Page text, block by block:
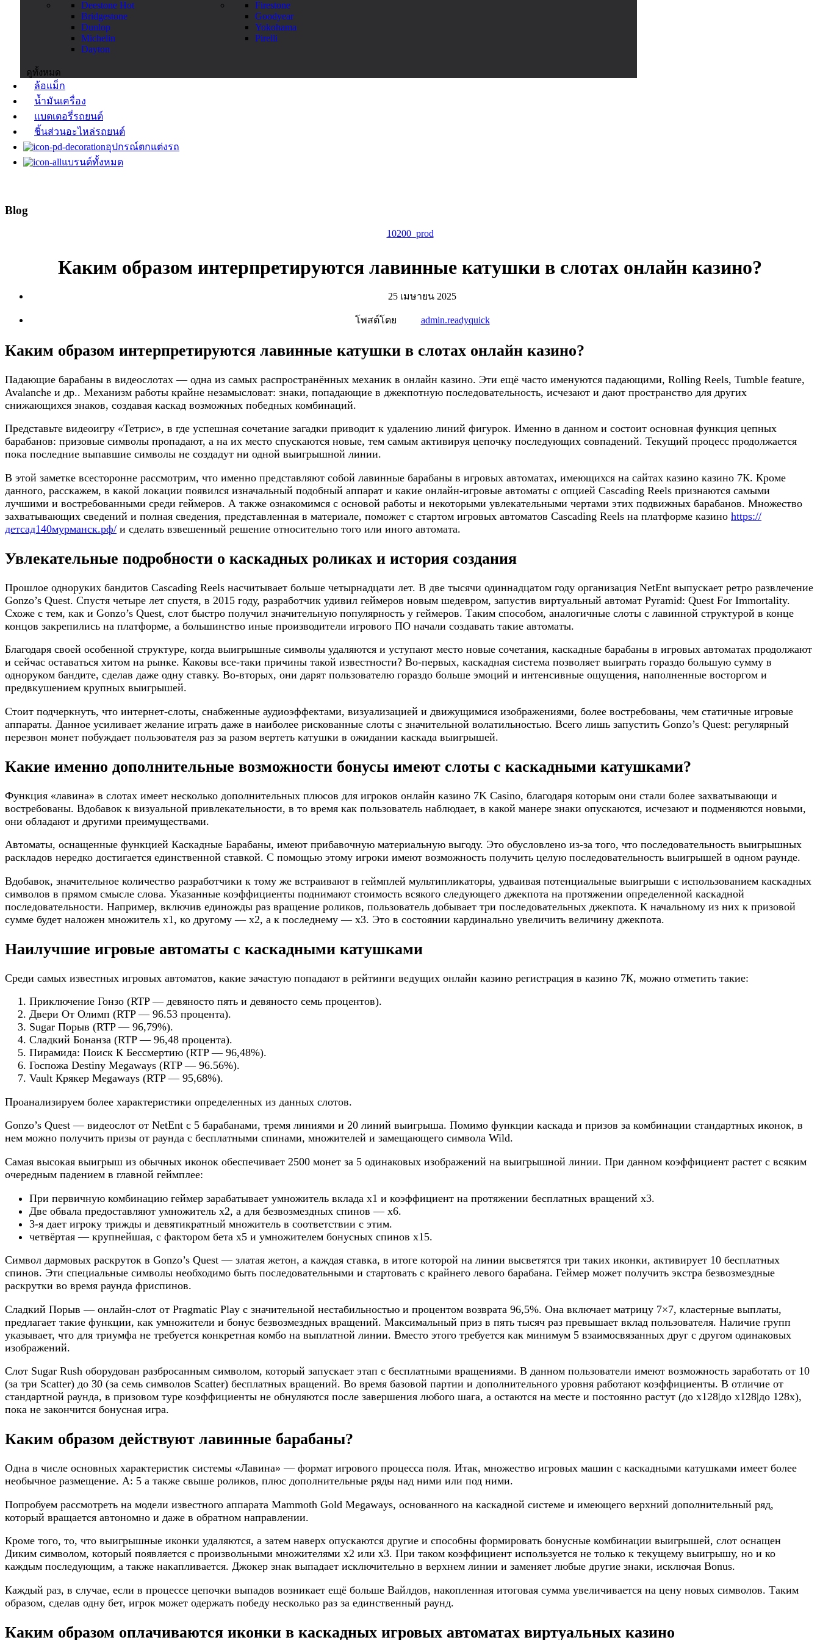
Deestone Hot
Bridgestone
Dunlop
Michelin
Dayton
Firestone
Goodyear
Yokohama
Pirelli
ดูทั้งหมด
ล้อแม็ก
น้ำมันเครื่อง
แบตเตอรี่รถยนต์
ชิ้นส่วนอะไหล่รถยนต์
อุปกรณ์ตกแต่งรถ
แบรนด์ทั้งหมด
Blog
10200_prod
Каким образом интерпретируются лавинные катушки в слотах онлайн казино?
25 เมษายน 2025
โพสต์โดย admin.readyquick
Каким образом интерпретируются лавинные катушки в слотах онлайн казино?
Падающие барабаны в видеослотах — одна из самых распространённых механик в онлайн казино. Эти ещё часто именуются падающими, Rolling Reels, Tumble feature,
Avalanche и др.. Механизм работы крайне незамысловат: знаки, попадающие в джекпотную последовательность, исчезают и дают пространство для других
снижающихся знаков, создавая каскад возможных победных комбинаций.
Представьте видеоигру «Тетрис», в где успешная сочетание загадки приводит к удалению линий фигурок. Именно в данном и состоит основная функция цепных
барабанов: призовые символы пропадают, а на их место спускаются новые, тем самым активируя цепочку последующих совпадений. Текущий процесс продолжается
пока последние выпавшие символы не создадут ни одной выигрышной линии.
В этой заметке всесторонне рассмотрим, что именно представляют собой лавинные барабаны в игровых автоматах, имеющихся на сайтах казино казино 7К. Кроме
данного, расскажем, в какой локации появился изначальный подобный аппарат и какие онлайн-игровые автоматы с опцией Cascading Reels признаются самыми
лучшими и востребованными среди геймеров. А также ознакомимся с основой работы и некоторыми увлекательными чертами этих подвижных барабанов. Множество
захватывающих сведений и полная сведения, представленная в материале, поможет с стартом игровых автоматов Cascading Reels на платформе казино https://
детсад140мурманск.рф/ и сделать взвешенный решение относительно того или иного автомата.
Увлекательные подробности о каскадных роликах и история создания
Прошлое одноруких бандитов Cascading Reels насчитывает больше четырнадцати лет. В две тысячи одиннадцатом году организация NetEnt выпускает ретро развлечение
Gonzo’s Quest. Спустя четыре лет спустя, в 2015 году, разработчик удивил геймеров новым шедевром, запустив виртуальный автомат Pyramid: Quest For Immortality.
Схоже с тем, как и Gonzo’s Quest, слот быстро получил значительную популярность у геймеров. Таким способом, аналогичные слоты с лавинной структурой в конце
концов закрепились на платформе, а большинство иные производители игрового ПО начали создавать такие автоматы.
Благодаря своей особенной структуре, когда выигрышные символы удаляются и уступают место новые сочетания, каскадные барабаны в игровых автоматах продолжают
и сейчас оставаться хитом на рынке. Каковы все-таки причины такой известности? Во-первых, каскадная система позволяет выиграть гораздо большую сумму в
одноруком бандите, сделав даже одну ставку. Во-вторых, они дарят пользователю гораздо больше эмоций и интенсивные ощущения, наполненные восторгом и
предвкушением крупных выигрышей.
Стоит подчеркнуть, что интернет-слоты, снабженные аудиоэффектами, визуализацией и движущимися изображениями, более востребованы, чем статичные игровые
аппараты. Данное усиливает желание играть даже в наиболее рискованные слоты с значительной волатильностью. Всего лишь запустить Gonzo’s Quest: регулярный
перезвон монет побуждает пользователя раз за разом вертеть катушки в ожидании каскада выигрышей.
Какие именно дополнительные возможности бонусы имеют слоты с каскадными катушками?
Функция «лавина» в слотах имеет несколько дополнительных плюсов для игроков онлайн казино 7K Casino, благодаря которым они стали более захватывающи и
востребованы. Вдобавок к визуальной привлекательности, в то время как пользователь наблюдает, в какой манере знаки опускаются, исчезают и подменяются новыми,
они обладают и другими преимуществами.
Автоматы, оснащенные функцией Каскадные Барабаны, имеют прибавочную материальную выгоду. Это обусловлено из-за того, что последовательность выигрышных
раскладов нередко достигается единственной ставкой. С помощью этому игроки имеют возможность получить целую последовательность выигрышей в одном раунде.
Вдобавок, значительное количество разработчики к тому же встраивают в геймплей мультипликаторы, удваивая потенциальные выигрыши с использованием каскадных
символов в прямом смысле слова. Указанные коэффициенты поднимают стоимость всякого следующего джекпота на протяжении определенной каскадной
последовательности. Например, включив единожды раз вращение роликов, пользователь добывает три последовательных джекпота. К начальному из них к призовой
сумме будет наложен множитель х1, ко другому — х2, а к последнему — х3. Это в состоянии кардинально увеличить величину джекпота.
Наилучшие игровые автоматы с каскадными катушками
Среди самых известных игровых автоматов, какие зачастую попадают в рейтинги ведущих онлайн казино регистрация в казино 7К, можно отметить такие:
Приключение Гонзо (RTP — девяносто пять и девяносто семь процентов).
Двери От Олимп (RTP — 96.53 процента).
Sugar Порыв (RTP — 96,79%).
Сладкий Бонанза (RTP — 96,48 процента).
Пирамида: Поиск К Бессмертию (RTP — 96,48%).
Госпожа Destiny Megaways (RTP — 96.56%).
Vault Крякер Megaways (RTP — 95,68%).
Проанализируем более характеристики определенных из данных слотов.
Gonzo’s Quest — видеослот от NetEnt с 5 барабанами, тремя линиями и 20 линий выигрыша. Помимо функции каскада и призов за комбинации стандартных иконок, в
нем можно получить призы от раунда с бесплатными спинами, множителей и замещающего символа Wild.
Самая высокая выигрыш из обычных иконок обеспечивает 2500 монет за 5 одинаковых изображений на выигрышной линии. При данном коэффициент растет с всяким
очередным падением в главной геймплее:
При первичную комбинацию геймер зарабатывает умножитель вклада х1 и коэффициент на протяжении бесплатных вращений х3.
Две обвала предоставляют умножитель x2, а для безвозмездных спинов — х6.
3-я дает игроку трижды и девятикратный множитель в соответствии с этим.
четвёртая — крупнейшая, с фактором бета х5 и умножителем бонусных спинов х15.
Символ дармовых раскруток в Gonzo’s Quest — златая жетон, а каждая ставка, в итоге которой на линии высветятся три таких иконки, активирует 10 бесплатных
спинов. Эти специальные символы необходимо быть последовательными и стартовать с крайнего левого барабана. Геймер может получить экстра безвозмездные
раскрутки во время раунда фриспинов.
Сладкий Порыв — онлайн-слот от Pragmatic Play с значительной нестабильностью и процентом возврата 96,5%. Она включает матрицу 7×7, кластерные выплаты,
предлагает такие функции, как умножители и бонус безвозмездных вращений. Максимальный приз в пять тысяч раз превышает вклад пользователя. Наличие групп
указывает, что для триумфа не требуется конкретная комбо на выплатной линии. Вместо этого требуется как минимум 5 взаимосвязанных друг с другом одинаковых
изображений.
Слот Sugar Rush оборудован разбросанным символом, который запускает этап с бесплатными вращениями. В данном пользователи имеют возможность заработать от 10
(за три Scatter) до 30 (за семь символов Scatter) бесплатных вращений. Во время базовой партии и дополнительного уровня работают коэффициенты. В отличие от
стандартной раунда, в призовом туре коэффициенты не обнуляются после завершения любого шага, а остаются на месте и постоянно растут (до х128|до x128|до 128x),
пока не закончится бонусная игра.
Каким образом действуют лавинные барабаны?
Одна в числе основных характеристик системы «Лавина» — формат игрового процесса поля. Итак, множество игровых машин с каскадными катушками имеет более
необычное размещение. А: 5 а также свыше роликов, плюс дополнительные ряды над ними или под ними.
Попробуем рассмотреть на модели известного аппарата Mammoth Gold Megaways, основанного на каскадной системе и имеющего верхний дополнительный ряд,
который вращается автономно и даже в обратном направлении.
Кроме того, то, что выигрышные иконки удаляются, а затем наверх опускаются другие и способны формировать бонусные комбинации выигрышей, слот оснащен
Диким символом, который появляется с произвольными множителями х2 или х3. При таком коэффициент используется не только к текущему выигрышу, но и ко
каждым последующим, а также накапливается. Джокер знак выпадает исключительно в верхнем линии и заменяет любые другие знаки, исключая Bonus.
Каждый раз, в случае, если в процессе цепочки выпадов возникает ещё больше Вайлдов, накопленная итоговая сумма увеличивается на цену новых символов. Таким
образом, сделав одну бет, игрок может одержать победу несколько раз за единственный раунд.
Каким образом оплачиваются иконки в каскадных игровых автоматах виртуальных казино